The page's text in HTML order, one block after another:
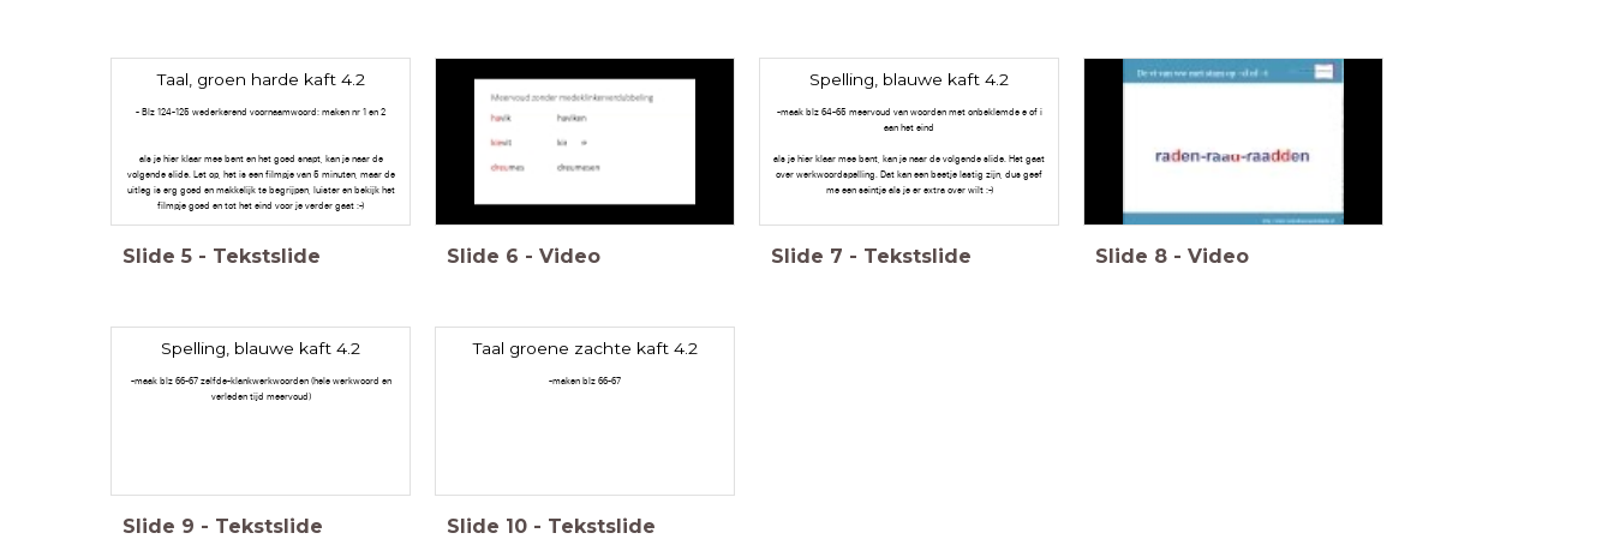
Taal, groen harde kaft 4.2
- Blz 124-125 wederkerend voornaamwoord: maken nr 1 en 2
als je hier klaar mee bent en het goed snapt, kan je naar de
volgende slide. Let op, het is een filmpje van 5 minuten, maar de
uitleg is erg goed en makkelijk te begrijpen, luister en bekijk het
filmpje goed en tot het eind voor je verder gaat :-)
Slide 5 - Tekstslide Slide 6 - Video
Spelling, blauwe kaft 4.2
-maak blz 64-65 meervoud van woorden met onbeklemde e of i
aan het eind
als je hier klaar mee bent, kan je naar de volgende slide. Het gaat
over werkwoordspelling. Dat kan een beetje lastig zijn, dus geef
me een seintje als je er extra over wilt :-)
Slide 7 - Tekstslide Slide 8 - Video
Spelling, blauwe kaft 4.2
-maak blz 66-67 zelfde-klankwerkwoorden (hele werkwoord en
verleden tijd meervoud)
Slide 9 - Tekstslide
Taal groene zachte kaft 4.2
-maken blz 66-67
Slide 10 - Tekstslide